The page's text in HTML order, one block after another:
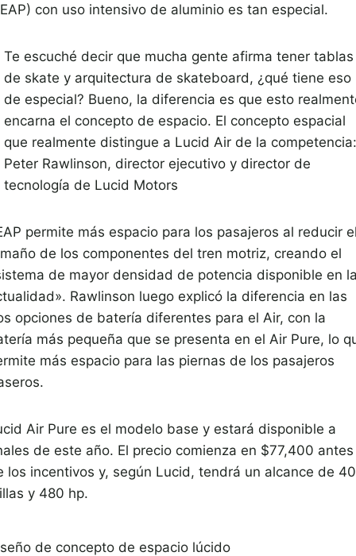
con uso intensivo de aluminio es tan especial.
Te escuché decir que mucha gente afirma tener tablas
de skate y arquitectura de skateboard, ¿qué tiene eso
de especial? Bueno, la diferencia es que esto
encarna el concepto de espacio. El concepto espacial
que realmente distingue a Lucid Air de la competencia:
Peter Rawlinson, director ejecutivo y director de
tecnología de Lucid Motors
permite más espacio para los pasajeros al reducir
de los componentes del tren motriz, creando el
de mayor densidad de potencia disponible en
Rawlinson luego explicó la diferencia en las
opciones de batería diferentes para el Air, con la
más pequeña que se presenta en el Air Pure, lo
más espacio para las piernas de los pasajeros
Air Pure es el modelo base y estará disponible a
de este año. El precio comienza en $77,400 antes
los incentivos y, según Lucid, tendrá un alcance de
y 480 hp.
de concepto de espacio lúcido